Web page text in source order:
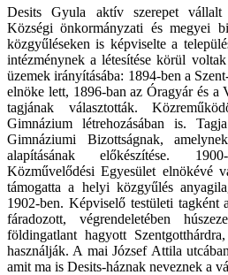
Desits Gyula aktív szerepet vállalt
Községi önkormányzati és megyei
közgyűléseken is képviselte a
intézménynek a létesítése körül
üzemek irányításába: 1894-ben a
elnöke lett, 1896-ban az Óragyár és a
tagjának választották.
Gimnázium létrehozásában is.
Gimnáziumi Bizottságnak,
alapításának előkészítése.
Közművelődési Egyesület elnökévé
támogatta a helyi közgyűlés
1902-ben. Képviselő testületi tagként
fáradozott, végrendeletében
földingatlant hagyott
használják. A mai József Attila
amit ma is Desits-háznak neveznek a